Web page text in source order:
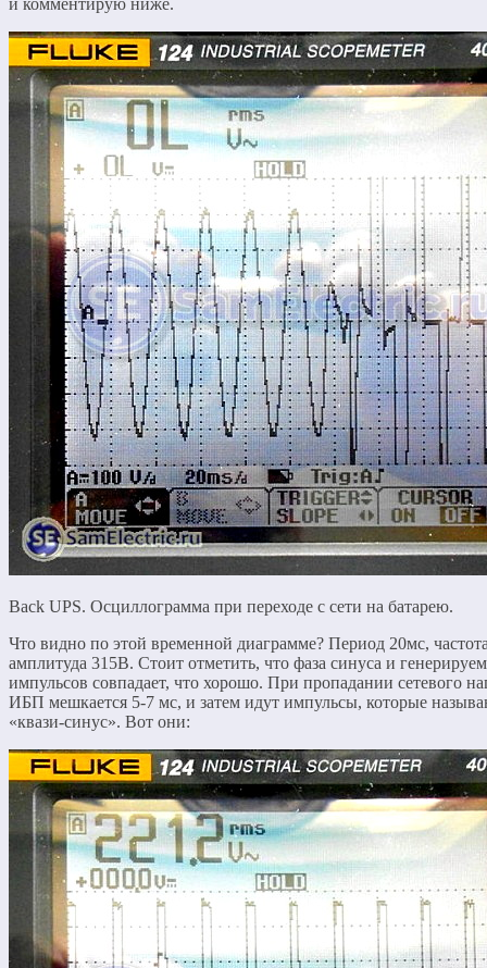
Back UPS. Осциллограмма при переходе с сети на батарею.
Что видно по этой временной диаграмме? Период 20мс,
амплитуда 315В. Стоит отметить, что фаза синуса и
импульсов совпадает, что хорошо. При пропадании сетевого
ИБП мешкается 5-7 мс, и затем идут импульсы, которые
«квази-синус». Вот они: